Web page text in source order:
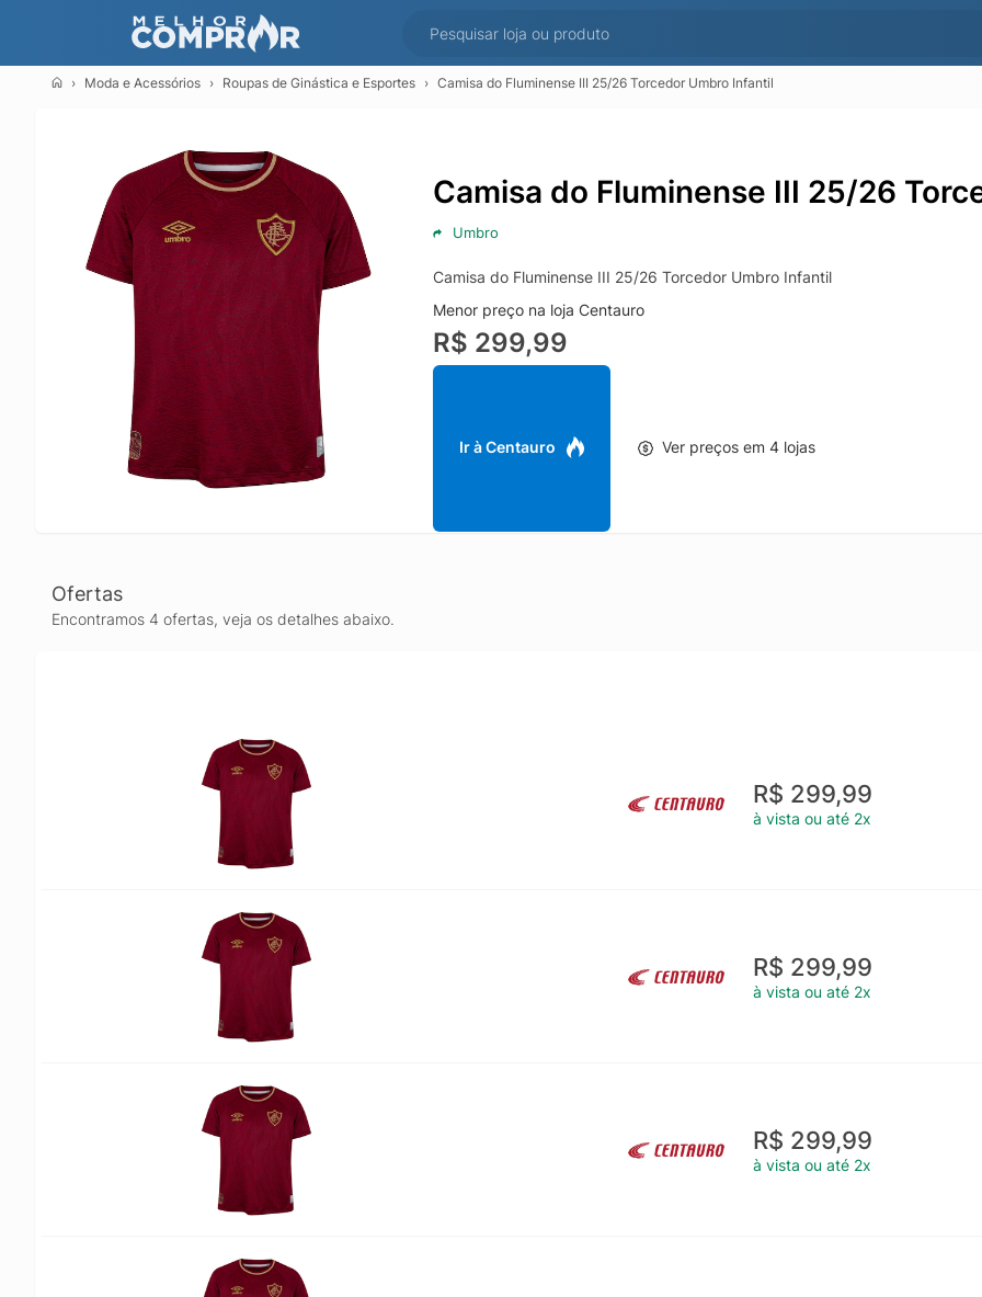
Moda e Acessórios Roupas de Ginástica e Esportes Camisa do Fluminense III 25/26 Torcedor Umbro Infantil
Camisa do Fluminense III 25/26
Umbro
Camisa do Fluminense III 25/26 Torcedor Umbro Infantil
Menor preço na loja Centauro
R$ 299,99
Ir à Centauro Ver preços em 4 lojas
Ofertas
Encontramos 4 ofertas, veja os detalhes abaixo.
R$ 299,99
à vista ou até 2x
R$ 299,99
à vista ou até 2x
R$ 299,99
à vista ou até 2x